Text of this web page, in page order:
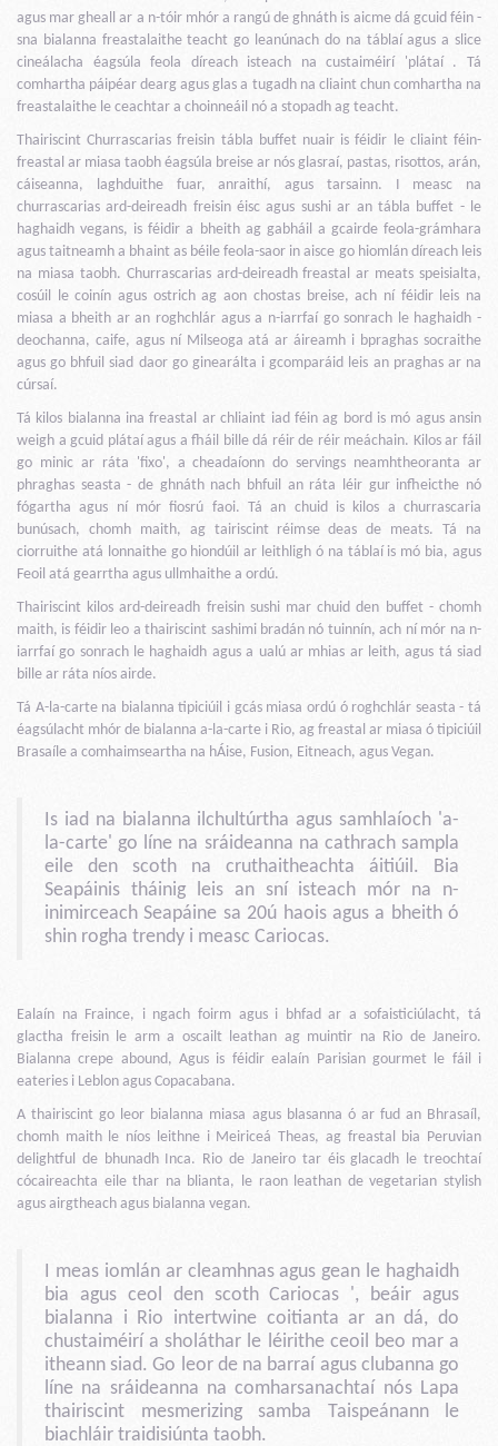
agus mar gheall ar a n-tóir mhór a rangú de ghnáth is aicme dá gcuid féin -
sna bialanna freastalaithe teacht go leanúnach do na táblaí agus a slice
cineálacha éagsúla feola díreach isteach na custaiméirí 'plátaí . Tá
comhartha páipéar dearg agus glas a tugadh na cliaint chun comhartha na
freastalaithe le ceachtar a choinneáil nó a stopadh ag teacht.
Thairiscint Churrascarias freisin tábla buffet nuair is féidir le cliaint féin-
freastal ar miasa taobh éagsúla breise ar nós glasraí, pastas, risottos, arán,
cáiseanna, laghduithe fuar, anraithí, agus tarsainn. I measc na
churrascarias ard-deireadh freisin éisc agus sushi ar an tábla buffet - le
haghaidh vegans, is féidir a bheith ag gabháil a gcairde feola-grámhara
agus taitneamh a bhaint as béile feola-saor in aisce go hiomlán díreach leis
na miasa taobh. Churrascarias ard-deireadh freastal ar meats speisialta,
cosúil le coinín agus ostrich ag aon chostas breise, ach ní féidir leis na
miasa a bheith ar an roghchlár agus a n-iarrfaí go sonrach le haghaidh -
deochanna, caife, agus ní Milseoga atá ar áireamh i bpraghas socraithe
agus go bhfuil siad daor go ginearálta i gcomparáid leis an praghas ar na
cúrsaí.
Tá kilos bialanna ina freastal ar chliaint iad féin ag bord is mó agus ansin
weigh a gcuid plátaí agus a fháil bille dá réir de réir meáchain. Kilos ar fáil
go minic ar ráta 'fixo', a cheadaíonn do servings neamhtheoranta ar
phraghas seasta - de ghnáth nach bhfuil an ráta léir gur infheicthe nó
fógartha agus ní mór fiosrú faoi. Tá an chuid is kilos a churrascaria
bunúsach, chomh maith, ag tairiscint réimse deas de meats. Tá na
ciorruithe atá lonnaithe go hiondúil ar leithligh ó na táblaí is mó bia, agus
Feoil atá gearrtha agus ullmhaithe a ordú.
Thairiscint kilos ard-deireadh freisin sushi mar chuid den buffet - chomh
maith, is féidir leo a thairiscint sashimi bradán nó tuinnín, ach ní mór na n-
iarrfaí go sonrach le haghaidh agus a ualú ar mhias ar leith, agus tá siad
bille ar ráta níos airde.
Tá A-la-carte na bialanna tipiciúil i gcás miasa ordú ó roghchlár seasta - tá
éagsúlacht mhór de bialanna a-la-carte i Rio, ag freastal ar miasa ó tipiciúil
Brasaíle a comhaimseartha na hÁise, Fusion, Eitneach, agus Vegan.
Is iad na bialanna ilchultúrtha agus samhlaíoch 'a-
la-carte' go líne na sráideanna na cathrach sampla
eile den scoth na cruthaitheachta áitiúil. Bia
Seapáinis tháinig leis an sní isteach mór na n-
inimirceach Seapáine sa 20ú haois agus a bheith ó
shin rogha trendy i measc Cariocas.
Ealaín na Fraince, i ngach foirm agus i bhfad ar a sofaisticiúlacht, tá
glactha freisin le arm a oscailt leathan ag muintir na Rio de Janeiro.
Bialanna crepe abound, Agus is féidir ealaín Parisian gourmet le fáil i
eateries i Leblon agus Copacabana.
A thairiscint go leor bialanna miasa agus blasanna ó ar fud an Bhrasaíl,
chomh maith le níos leithne i Meiriceá Theas, ag freastal bia Peruvian
delightful de bhunadh Inca. Rio de Janeiro tar éis glacadh le treochtaí
cócaireachta eile thar na blianta, le raon leathan de vegetarian stylish
agus airgtheach agus bialanna vegan.
I meas iomlán ar cleamhnas agus gean le haghaidh
bia agus ceol den scoth Cariocas ', beáir agus
bialanna i Rio intertwine coitianta ar an dá, do
chustaiméirí a sholáthar le léirithe ceoil beo mar a
itheann siad. Go leor de na barraí agus clubanna go
líne na sráideanna na comharsanachtaí nós Lapa
thairiscint mesmerizing samba Taispeánann le
biachláir traidisiúnta taobh.